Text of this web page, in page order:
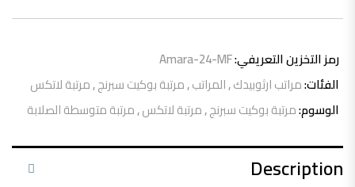
رمز التخزين التعريفي:Amara-24-MF
الفئات:مراتب ارثوبيدك,المراتب,مرتبة بوكيت سبرنج,مرتبة لاتكس
الوسوم:مرتبة بوكيت سبرنج,مرتبة لاتكس,مرتبة متوسطة الصلابة
Description